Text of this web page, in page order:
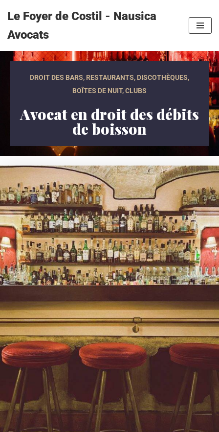
au
contenu
Le Foyer de Costil - Nausica
Avocats
DROIT DES BARS, RESTAURANTS, DISCOTHÈQUES,
BOÎTES DE NUIT, CLUBS
Avocat en droit des débits
de boisson